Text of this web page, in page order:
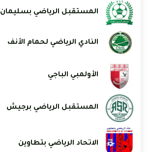
المستقبل الرياضي بسليمان
النادي الرياضي لحمام الأنف
الأولمبي الباجي
المستقبل الرياضي برجيش
الاتحاد الرياضي بتطاوين